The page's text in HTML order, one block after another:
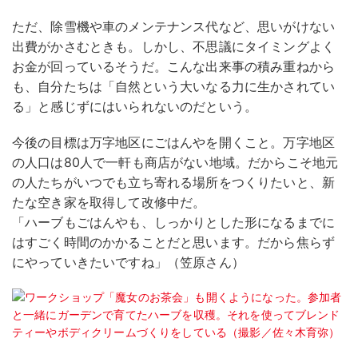
ただ、除雪機や車のメンテナンス代など、思いがけない
出費がかさむときも。しかし、不思議にタイミングよく
お金が回っているそうだ。こんな出来事の積み重ねから
も、自分たちは「自然という大いなる力に生かされてい
る」と感じずにはいられないのだという。
今後の目標は万字地区にごはんやを開くこと。万字地区
の人口は80人で一軒も商店がない地域。だからこそ地元
の人たちがいつでも立ち寄れる場所をつくりたいと、新
たな空き家を取得して改修中だ。
「ハーブもごはんやも、しっかりとした形になるまでに
はすごく時間のかかることだと思います。だから焦らず
にやっていきたいですね」（笠原さん）